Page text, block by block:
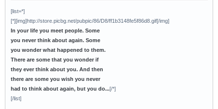
[list=*]
[*][img]http://store.picbg.net/pubpic/86/D8/ff1b3148fe5f86d8.gif[/img]
In your life you meet people. Some
you never think about again. Some
you wonder what happened to them.
There are some that you wonder if
they ever think about you. And then
there are some you wish you never
had to think about again, but you do...[/*]
[/list]